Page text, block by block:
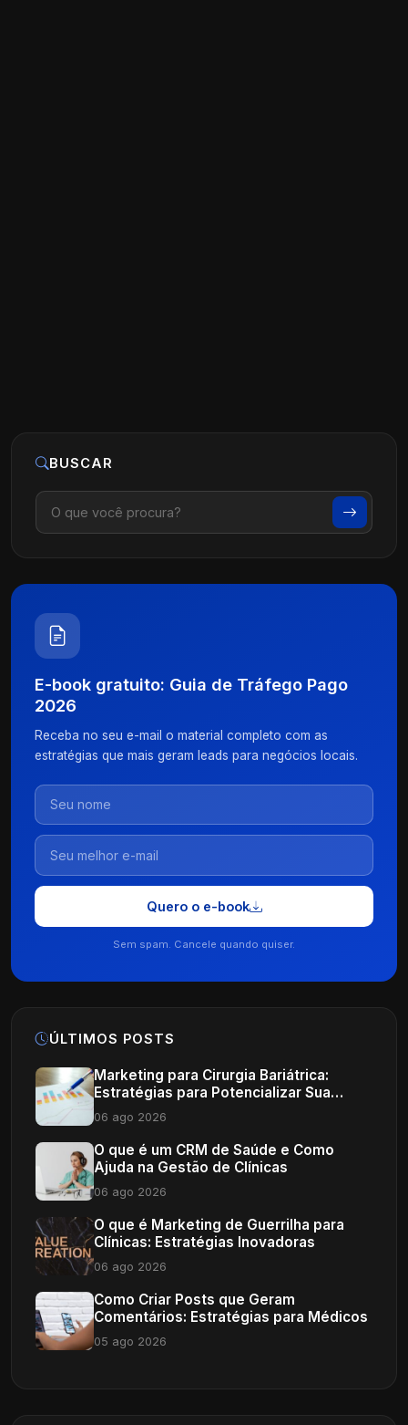
BUSCAR
E-book gratuito: Guia de Tráfego Pago
2026
Receba no seu e-mail o material completo com as
estratégias que mais geram leads para negócios locais.
Quero o e-book
Sem spam. Cancele quando quiser.
ÚLTIMOS POSTS
Marketing para Cirurgia Bariátrica:
Estratégias para Potencializar Sua
Clínica
06 ago 2026
O que é um CRM de Saúde e Como
Ajuda na Gestão de Clínicas
06 ago 2026
O que é Marketing de Guerrilha para
Clínicas: Estratégias Inovadoras
06 ago 2026
Como Criar Posts que Geram
Comentários: Estratégias para Médicos
05 ago 2026